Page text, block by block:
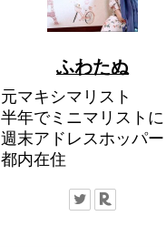
ふわたぬ
元マキシマリスト
半年でミニマリストに
週末アドレスホッパー
都内在住